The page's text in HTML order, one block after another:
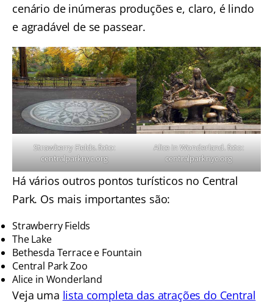
cenário de inúmeras produções e, claro, é lindo
e agradável de se passear.
Strawberry Fields. foto:
centralparknyc.org
Alice in Wonderland. foto:
centralparknyc.org
Há vários outros pontos turísticos no Central
Park. Os mais importantes são:
Strawberry Fields
The Lake
Bethesda Terrace e Fountain
Central Park Zoo
Alice in Wonderland
Veja uma lista completa das atrações do Central